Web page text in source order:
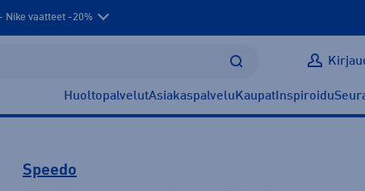
Nike vaatteet -20%
HuoltopalvelutAsiakaspalvelu Kaupat Inspiroidu
Speedo